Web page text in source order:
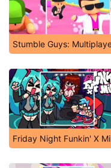
Stumble Guys:
Friday Night Funkin' X